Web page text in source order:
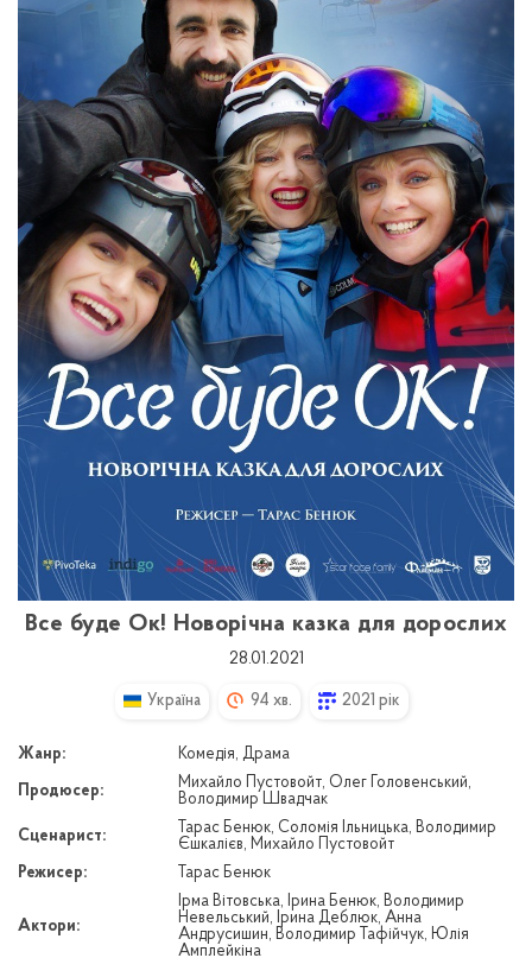
Все буде Ок! Новорічна казка для дорослих
28.01.2021
Україна 94 хв. 2021 рік
Жанр: Комедія, Драма
Продюсер:
Михайло Пустовойт, Олег Головенський,
Володимир Швадчак
Сценарист:
Тарас Бенюк, Соломія Ільницька, Володимир
Єшкалієв, Михайло Пустовойт
Режисер:
Тарас Бенюк
Актори:
Ірма Вітовська, Ірина Бенюк, Володимир
Невельський, Ірина Деблюк, Анна
Андрусишин, Володимир Тафійчук, Юлія
Амплейкіна